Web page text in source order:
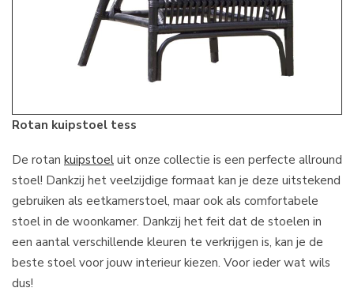
Rotan kuipstoel tess
De rotan kuipstoeluit onze collectie is een perfecte allround
stoel! Dankzij het veelzijdige formaat kan je deze uitstekend
gebruiken als eetkamerstoel, maar ook als comfortabele
stoel in de woonkamer. Dankzij het feit dat de stoelen in
een aantal verschillende kleuren te verkrijgen is, kan je de
beste stoel voor jouw interieur kiezen. Voor ieder wat wils
dus!